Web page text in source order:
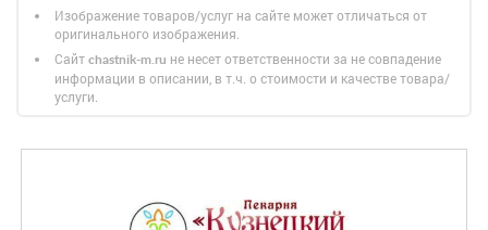
Изображение товаров/услуг на сайте может отличаться от
оригинального изображения.
Сайт chastnik-m.ru не несет ответственности за не совпадение
информации в описании, в т.ч. о стоимости и качестве товара/
услуги.